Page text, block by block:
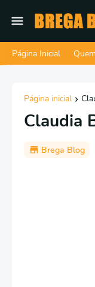
Página Inicial
Página inicial
Claudia
Brega Blog